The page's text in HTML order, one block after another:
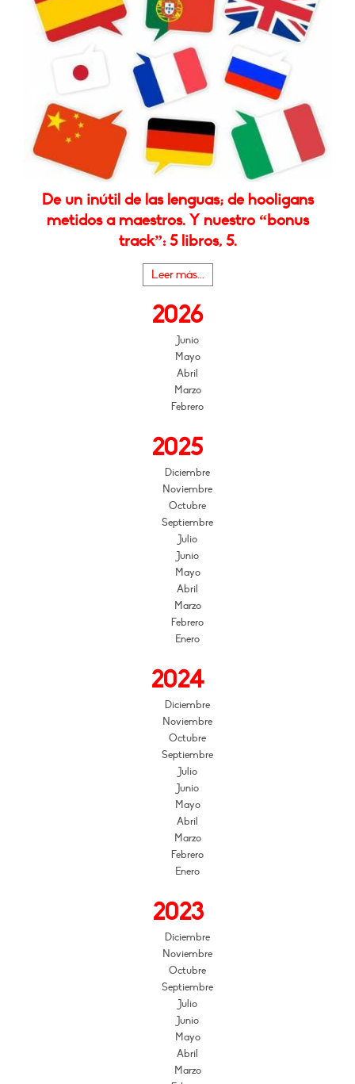
De un inútil de las lenguas; de hooligans
metidos a maestros. Y nuestro “bonus
track”: 5 libros, 5.
Leer más...
2026
Junio
Mayo
Abril
Marzo
Febrero
2025
Diciembre
Noviembre
Octubre
Septiembre
Julio
Junio
Mayo
Abril
Marzo
Febrero
Enero
2024
Diciembre
Noviembre
Octubre
Septiembre
Julio
Junio
Mayo
Abril
Marzo
Febrero
Enero
2023
Diciembre
Noviembre
Octubre
Septiembre
Julio
Junio
Mayo
Abril
Marzo